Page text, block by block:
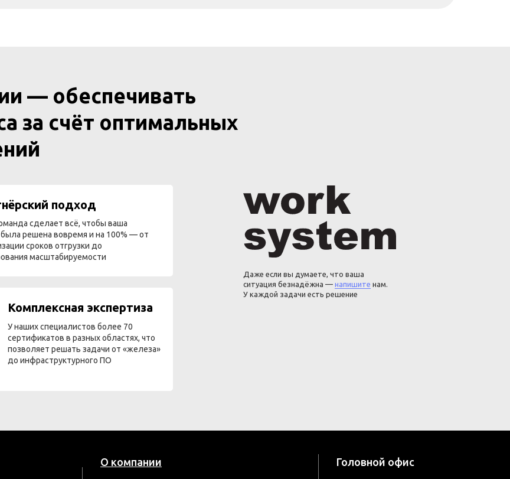
— обеспечивать
за счёт оптимальных
Комплексная экспертиза
У наших специалистов более 70
сертификатов в разных областях, что
позволяет решать задачи от «железа»
до инфраструктурного ПО
подход
сделает всё, чтобы ваша
была решена вовремя и на 100% — от
сроков отгрузки до
масштабируемости
Даже если вы думаете, что ваша
ситуация безнадёжна — напишите нам.
У каждой задачи есть решение
Головной офис
О компании